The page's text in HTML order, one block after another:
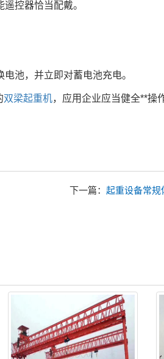
控器恰当配戴。
池，并立即对蓄电池充电。
双梁起重机，应用企业应当健全**操
下一篇： 起重设备常规